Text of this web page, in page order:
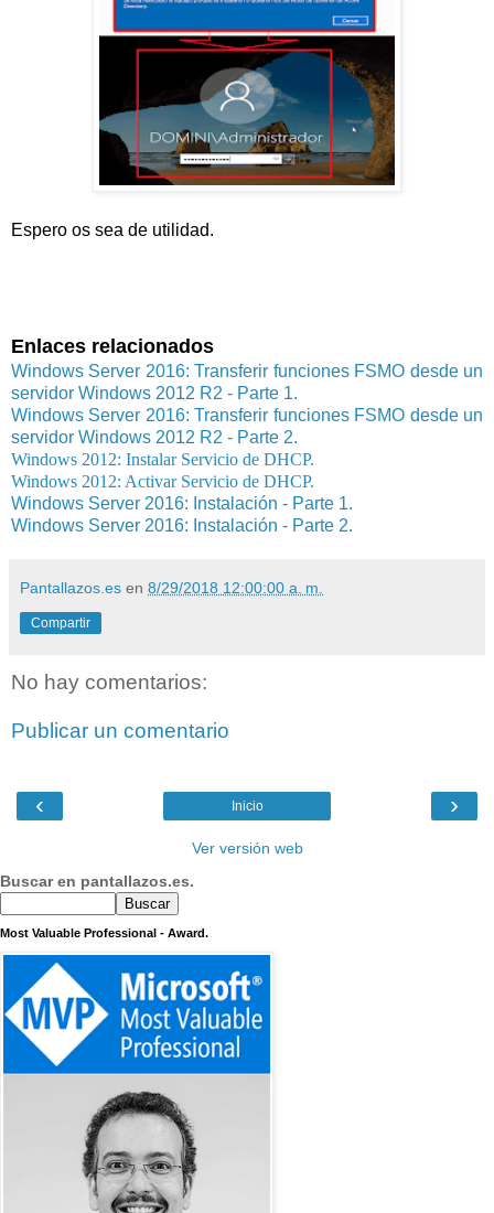
Espero os sea de utilidad.
Enlaces relacionados
Windows Server 2016: Transferir funciones FSMO desde un
servidor Windows 2012 R2 - Parte 1.
Windows Server 2016: Transferir funciones FSMO desde un
servidor Windows 2012 R2 - Parte 2.
Windows 2012: Instalar Servicio de DHCP.
Windows 2012: Activar Servicio de DHCP.
Windows Server 2016: Instalación - Parte 1.
Windows Server 2016: Instalación - Parte 2.
Pantallazos.es en 8/29/2018 12:00:00 a. m.
Compartir
No hay comentarios:
Publicar un comentario
‹ ›
Inicio
Ver versión web
Buscar en pantallazos.es.
Most Valuable Professional - Award.